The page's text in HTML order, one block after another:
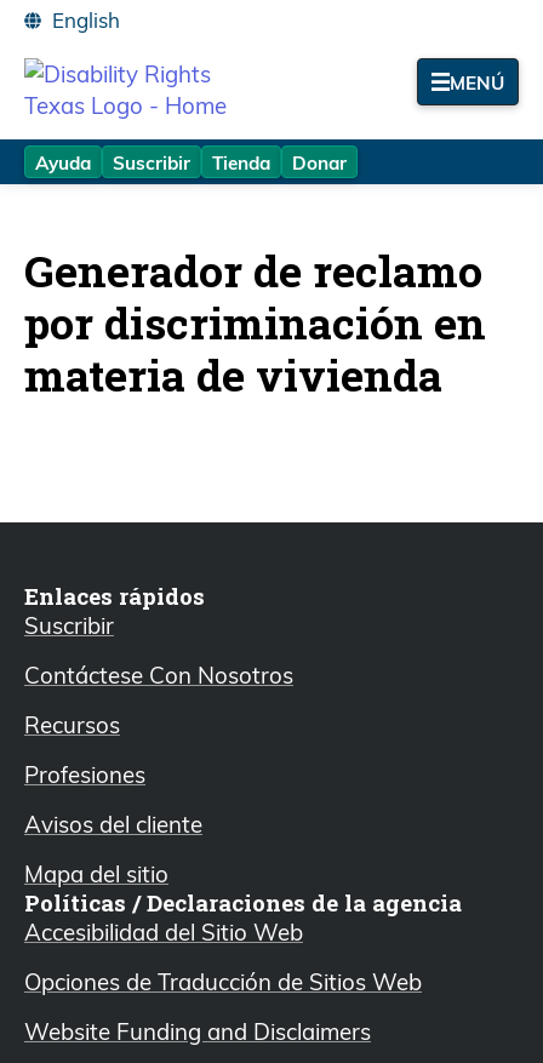
MENÚ
Ayuda Suscribir Tienda Donar
Generador de reclamo
por discriminación en
materia de vivienda
Enlaces rápidos
Suscribir
Contáctese Con Nosotros
Recursos
Profesiones
Avisos del cliente
Mapa del sitio
Políticas / Declaraciones de la agencia
Accesibilidad del Sitio Web
Opciones de Traducción de Sitios Web
Website Funding and Disclaimers